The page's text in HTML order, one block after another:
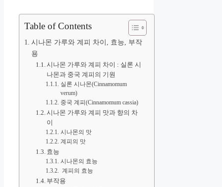
Table of Contents
시나몬 가루와 계피 차이, 효능, 부작
용
시나몬 가루와 계피 차이 : 실론 시
나몬과 중국 계피의 기원
실론 시나몬(Cinnamomum
verum)
중국 계피(Cinnamomum cassia)
시나몬 가루와 계피 맛과 향의 차
이
시나몬의 맛
계피의 맛
효능
시나몬의 효능
계피의 효능
부작용